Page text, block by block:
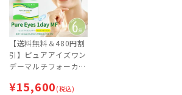
【送料無料＆480円割
引】ピュアアイズワン
デーマルチフォーカル
[約3ヶ月分] | 遠近両
¥15,600 (税込)